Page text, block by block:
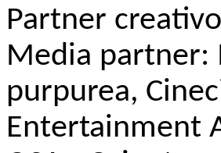
Partner
Media partner:
purpurea,
Entertainment